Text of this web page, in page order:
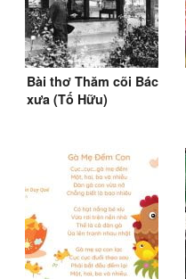
Bài thơ Thăm cõi Bác
xưa (Tố Hữu)